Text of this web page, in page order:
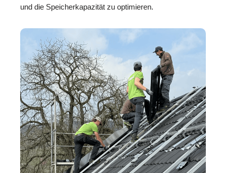
und die Speicherkapazität zu optimieren.